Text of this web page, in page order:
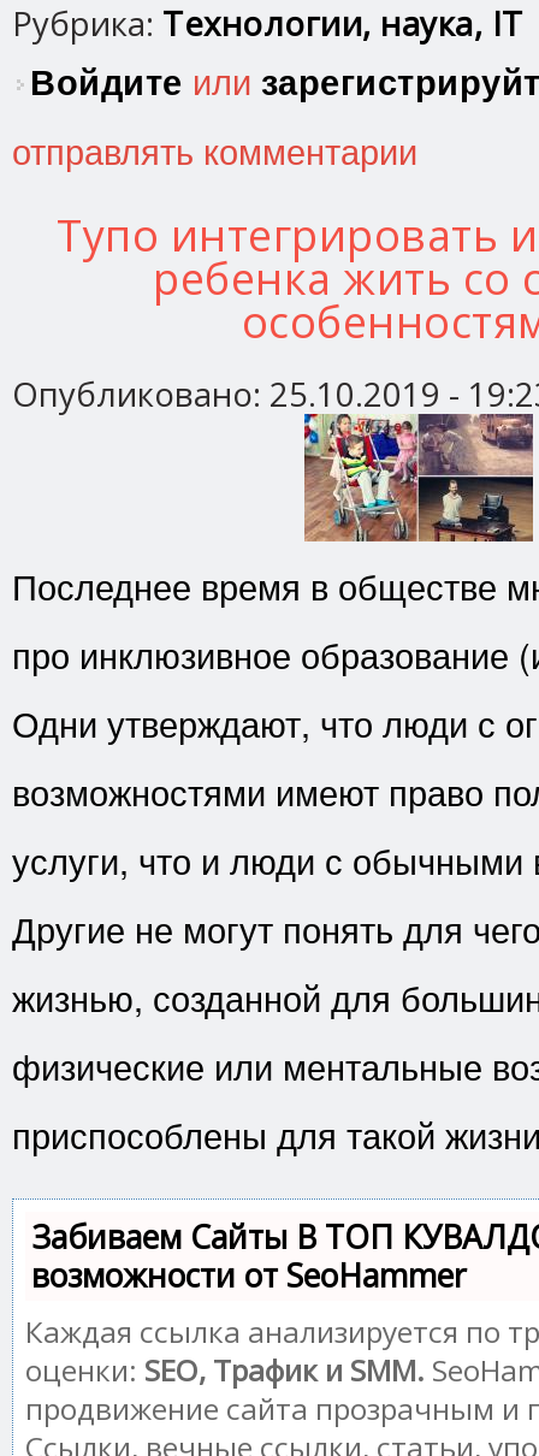
Рубрика: Технологии, наука, IT
Войдите или
отправлять комментарии
Тупо интегрировать
ребенка жить со
Опубликовано: 25.10.2019 -
Последнее время в обществе
про инклюзивное образование
Одни утверждают, что люди с
возможностями имеют право
услуги, что и люди с обычными
Другие не могут понять для
жизнью, созданной для
физические или ментальные
приспособлены для такой
Забиваем Сайты В ТОП
возможности от SeoHammer
Каждая ссылка анализируется по
оценки: SEO, Трафик и SMM.
продвижение сайта прозрачным и
Ссылки, вечные ссылки, статьи,